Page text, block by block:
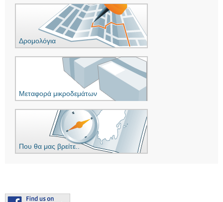
Δρομολόγια
Μεταφορά μικροδεμάτων
Που θα μας βρείτε..